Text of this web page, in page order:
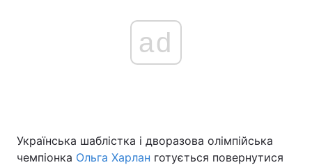
ad
Українська шаблістка і дворазова олімпійська
чемпіонка Ольга Харлан готується повернутися